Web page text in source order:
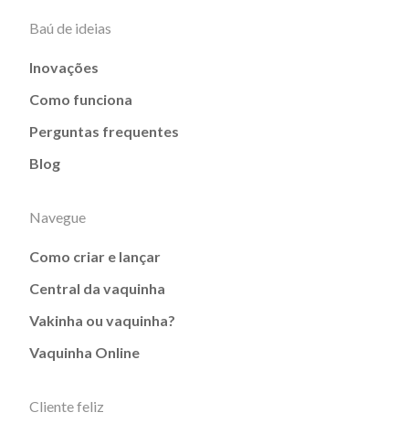
Baú de ideias
Inovações
Como funciona
Perguntas frequentes
Blog
Navegue
Como criar e lançar
Central da vaquinha
Vakinha ou vaquinha?
Vaquinha Online
Cliente feliz